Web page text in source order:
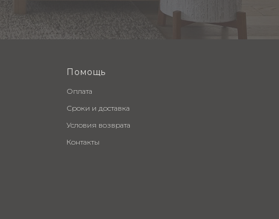
Помощь
Оплата
Сроки и доставка
Условия возврата
Контакты